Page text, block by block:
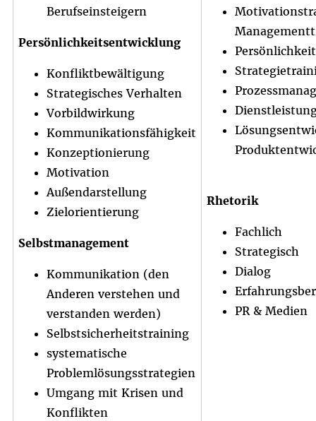
Berufseinsteigern
Persönlichkeitsentwicklung
Konfliktbewältigung
Strategisches Verhalten
Vorbildwirkung
Kommunikationsfähigkeit
Konzeptionierung
Motivation
Außendarstellung
Zielorientierung
Selbstmanagement
Kommunikation (den
Anderen verstehen und
Selbstsicherheitstraining
systematische
Problemlösungsstrategien
Umgang mit Krisen und
Konflikten
Rhetorik
Fachlich
Strategisch
Dialog
PR & Medien